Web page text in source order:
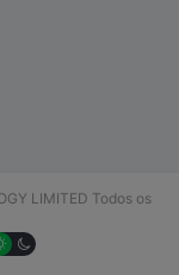
LIMITED Todos os